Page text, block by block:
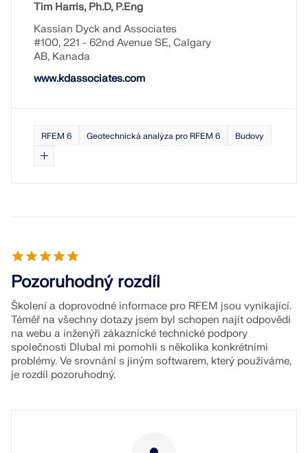
Tim Harris, Ph.D, P.Eng
Kassian Dyck and Associates
#100, 221 - 62nd Avenue SE, Calgary
AB, Kanada
www.kdassociates.com
RFEM 6 Geotechnická analýza pro RFEM 6 Budovy
Pozoruhodný rozdíl
Školení a doprovodné informace pro RFEM jsou vynikající.
Téměř na všechny dotazy jsem byl schopen najít odpovědi
na webu a inženýři zákaznické technické podpory
společnosti Dlubal mi pomohli s několika konkrétními
problémy. Ve srovnání s jiným softwarem, který používáme,
je rozdíl pozoruhodný.